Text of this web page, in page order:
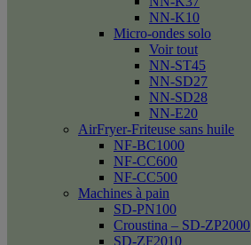
NN-K10
Micro-ondes solo
Voir tout
NN-ST45
NN-SD27
NN-SD28
NN-E20
AirFryer-Friteuse sans huile
NF-BC1000
NF-CC600
NF-CC500
Machines à pain
SD-PN100
Croustina – SD-ZP2000
SD-ZF2010